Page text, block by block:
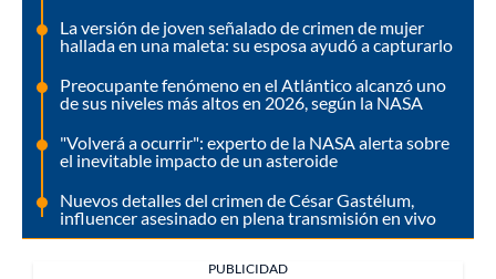
La versión de joven señalado de crimen de mujer
hallada en una maleta: su esposa ayudó a capturarlo
Preocupante fenómeno en el Atlántico alcanzó uno
de sus niveles más altos en 2026, según la NASA
"Volverá a ocurrir": experto de la NASA alerta sobre
el inevitable impacto de un asteroide
Nuevos detalles del crimen de César Gastélum,
influencer asesinado en plena transmisión en vivo
PUBLICIDAD